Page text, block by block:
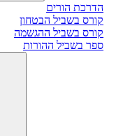
הדרכת הורים
קורס בשביל הבטחון
קורס בשביל ההגשמה
ספר בשביל ההורות